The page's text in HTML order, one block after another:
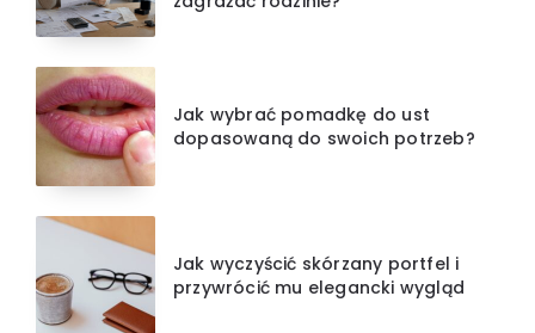
Jak wybrać pomadkę do ust
dopasowaną do swoich potrzeb?
Jak wyczyścić skórzany portfel i
przywrócić mu elegancki wygląd